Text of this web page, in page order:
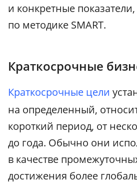
и конкретные
по методике SMART.
Краткосрочные
Краткосрочные цели
на определенный,
короткий период, от
до года. Обычно они
в качестве
достижения более